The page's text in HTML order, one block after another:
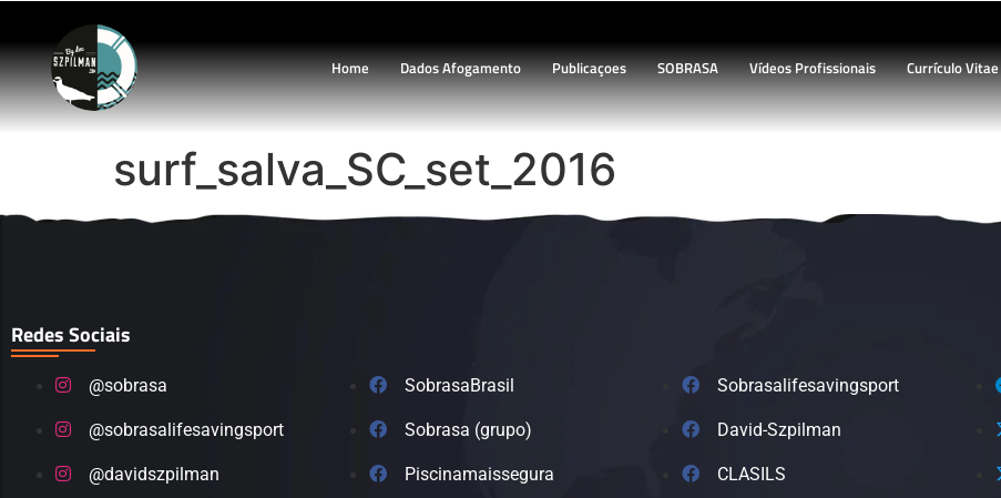
Home Dados Afogamento Publicaçoes SOBRASA Vídeos Profissionais Currículo Vitae
surf_salva_SC_set_2016
Redes Sociais
@sobrasa
@sobrasalifesavingsport
@davidszpilman
SobrasaBrasil
Sobrasa (grupo)
Piscinamaissegura
Sobrasalifesavingsport
David-Szpilman
CLASILS